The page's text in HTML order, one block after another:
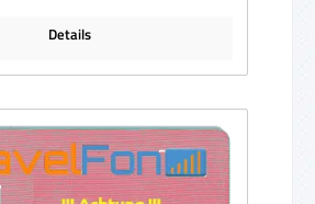
Details